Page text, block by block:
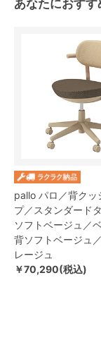
あなたにおす
pallo パロ／背クッ
プ／スタンダード
ソフトベージュ／
背ソフトベージュ
レージュ
￥70,290(税込)